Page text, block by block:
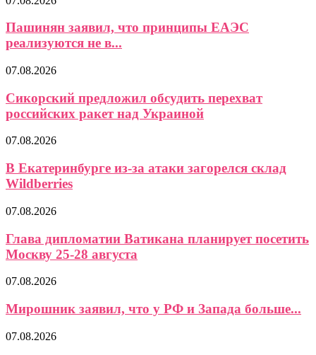
Пашинян заявил, что принципы ЕАЭС
реализуются не в...
07.08.2026
Сикорский предложил обсудить перехват
российских ракет над Украиной
07.08.2026
В Екатеринбурге из-за атаки загорелся склад
Wildberries
07.08.2026
Глава дипломатии Ватикана планирует посетить
Москву 25-28 августа
07.08.2026
Мирошник заявил, что у РФ и Запада больше...
07.08.2026